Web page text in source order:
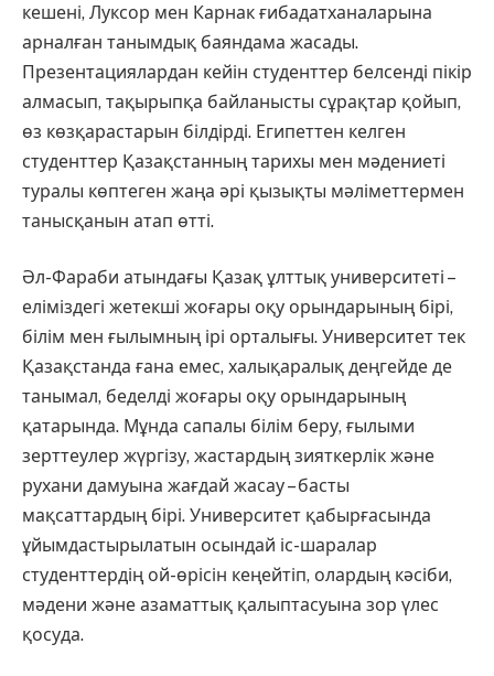
кешені, Луксор мен Карнак ғибадатханаларына
арналған танымдық баяндама жасады.
Презентациялардан кейін студенттер белсенді пікір
алмасып, тақырыпқа байланысты сұрақтар қойып,
өз көзқарастарын білдірді. Египеттен келген
студенттер Қазақстанның тарихы мен мәдениеті
туралы көптеген жаңа әрі қызықты мәліметтермен
танысқанын атап өтті.
Әл-Фараби атындағы Қазақ ұлттық университеті –
еліміздегі жетекші жоғары оқу орындарының бірі,
білім мен ғылымның ірі орталығы. Университет тек
Қазақстанда ғана емес, халықаралық деңгейде де
танымал, беделді жоғары оқу орындарының
қатарында. Мұнда сапалы білім беру, ғылыми
зерттеулер жүргізу, жастардың зияткерлік және
рухани дамуына жағдай жасау – басты
мақсаттардың бірі. Университет қабырғасында
ұйымдастырылатын осындай іс-шаралар
студенттердің ой-өрісін кеңейтіп, олардың кәсіби,
мәдени және азаматтық қалыптасуына зор үлес
қосуда.